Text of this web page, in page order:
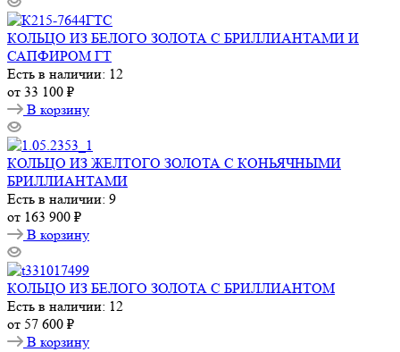
КОЛЬЦО ИЗ БЕЛОГО ЗОЛОТА С БРИЛЛИАНТАМИ И
САПФИРОМ ГТ
Есть в наличии: 12
от 33 100 ₽
В корзину
КОЛЬЦО ИЗ ЖЕЛТОГО ЗОЛОТА С КОНЬЯЧНЫМИ
БРИЛЛИАНТАМИ
Есть в наличии: 9
от 163 900 ₽
В корзину
КОЛЬЦО ИЗ БЕЛОГО ЗОЛОТА С БРИЛЛИАНТОМ
Есть в наличии: 12
от 57 600 ₽
В корзину